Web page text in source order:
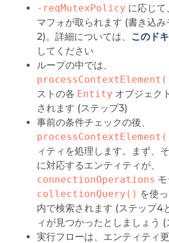
-reqMutexPolicy に応じて
マフォが取られます (書き込
2)。詳細については、
このド
してください
ループの中では、
ストの各 Entity オブジェク
されます (ステップ3)
事前の条件チェックの後、
ィティを処理します。まず、
に対応するエンティティが、
connectionOperations
collectionQuery() を使
内で検索されます (ステップ4
ィが見つかったとしましょう
実行フローは、エンティティ